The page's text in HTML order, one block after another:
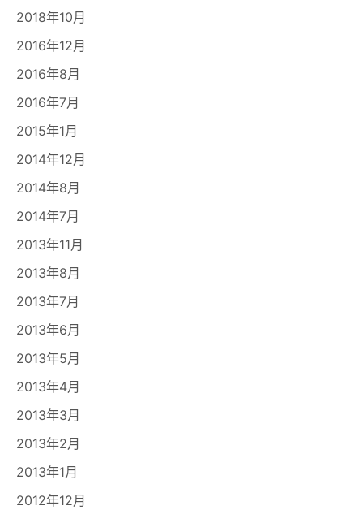
2018年10月
2016年12月
2016年8月
2016年7月
2015年1月
2014年12月
2014年8月
2014年7月
2013年11月
2013年8月
2013年7月
2013年6月
2013年5月
2013年4月
2013年3月
2013年2月
2013年1月
2012年12月